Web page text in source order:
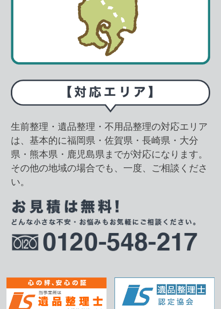
生前整理・遺品整理・不用品整理の対応エリア
は、基本的に福岡県・佐賀県・長崎県・大分
県・熊本県・鹿児島県までが対応になります。
その他の地域の場合でも、一度、ご相談くださ
い。